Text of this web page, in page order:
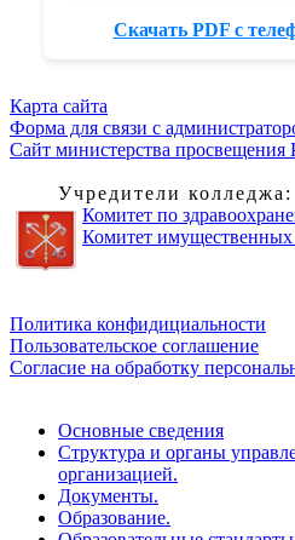
Скачать PDF с
Карта сайта
Форма для связи с
Сайт министерства просвещения
Учредители колледжа:
Комитет по
Комитет
Политика конфидициальности
Пользовательское соглашение
Согласие на обработку
Основные сведения
Структура и органы
организацией.
Документы.
Образование.